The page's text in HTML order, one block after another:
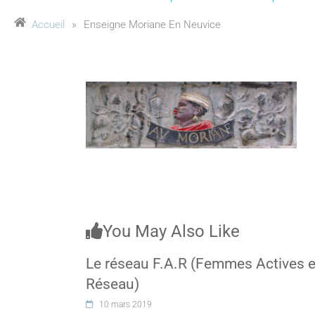
Accueil » Enseigne Moriane En Neuvice
You May Also Like
Le réseau F.A.R (Femmes Actives
Réseau)
10 mars 2019